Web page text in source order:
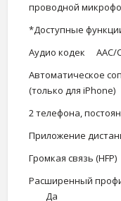
проводной
*Доступные
Аудио кодек
ААС/
Автоматическое
(только для iPhone)
2 телефона,
Приложение
Громкая связь (HFP)
Расширенный
Да